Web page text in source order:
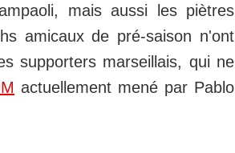
mais aussi les piètres
amicaux de pré-saison n'ont
supporters marseillais, qui ne
actuellement mené par Pablo